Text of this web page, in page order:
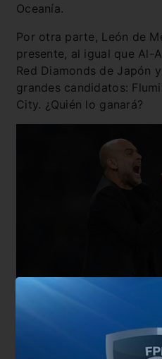
Oceanía.
Por otra parte, León de
presente, al igual que Al-
Red Diamonds de Japón
grandes candidatos:
City. ¿Quién lo ganará?
En cuanto al calendario,